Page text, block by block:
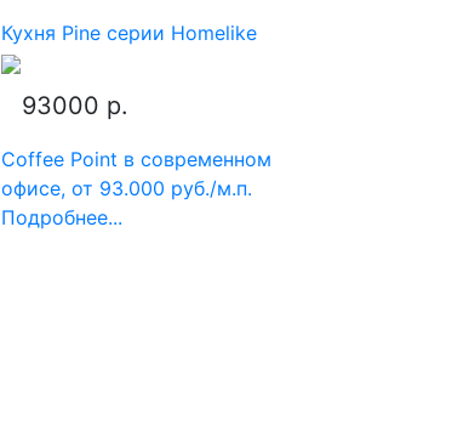
Кухня Pine серии Homelike
93000 р.
Coffee Point в современном
офисе, от 93.000 руб./м.п.
Подробнее...